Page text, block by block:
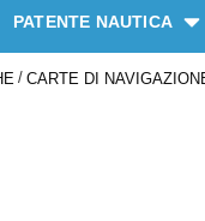
PATENTE NAUTICA
/ CARTE DI